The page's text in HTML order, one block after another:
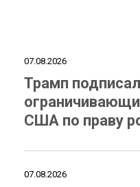
07.08.2026
Трамп
США по праву
07.08.2026